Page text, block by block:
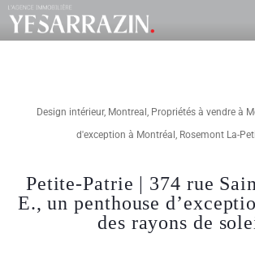
Design intérieur, Montreal , Propriétés à vendre à
d'exception à Montréal , Rosemont La-
Petite-Patrie | 374 rue
E., un penthouse
des rayons de